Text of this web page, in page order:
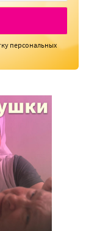
персональных